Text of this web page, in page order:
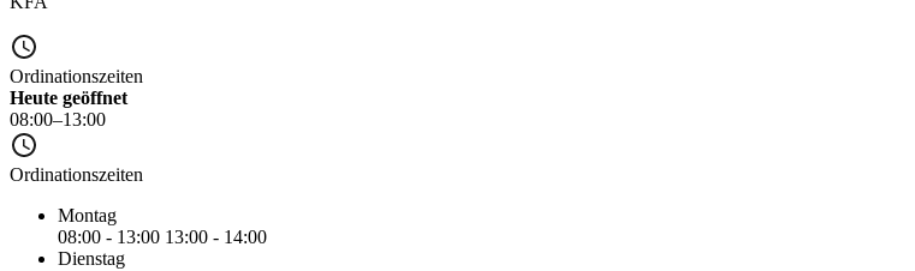
Ordinationszeiten
Heute geöffnet
08:00–13:00
Ordinationszeiten
Montag
08:00 - 13:00 13:00 - 14:00
Dienstag